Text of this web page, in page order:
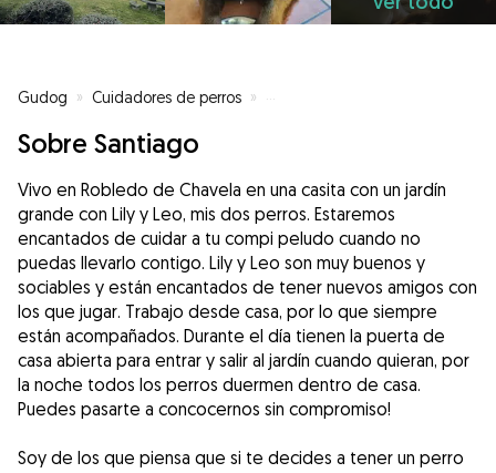
Gudog » Cuidadores de perros » Cuidadores de perros en
Sobre Santiago
Vivo en Robledo de Chavela en una casita con un jardín
grande con Lily y Leo, mis dos perros. Estaremos
encantados de cuidar a tu compi peludo cuando no
puedas llevarlo contigo. Lily y Leo son muy buenos y
sociables y están encantados de tener nuevos amigos con
los que jugar. Trabajo desde casa, por lo que siempre
están acompañados. Durante el día tienen la puerta de
casa abierta para entrar y salir al jardín cuando quieran, por
la noche todos los perros duermen dentro de casa.
Puedes pasarte a concocernos sin compromiso!
Soy de los que piensa que si te decides a tener un perro